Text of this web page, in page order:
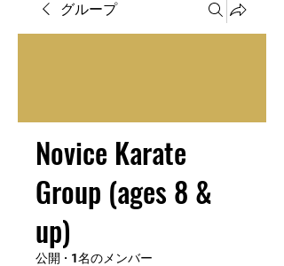
グループ
Novice Karate
Group (ages 8 &
up)
公開 · 1名のメンバー